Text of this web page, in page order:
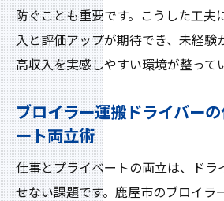
防ぐことも重要です。こうした工夫
入と評価アップが期待でき、未経験
高収入を実感しやすい環境が整って
ブロイラー運搬ドライバー
ート両立術
仕事とプライベートの両立は、ドラ
せない課題です。鹿屋市のブロイラ